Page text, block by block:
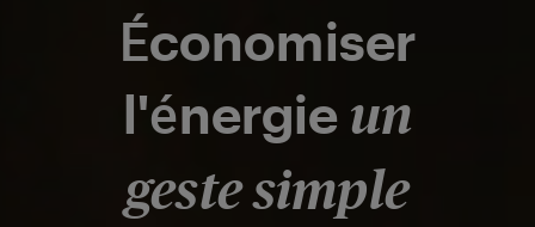
Économiser
l'énergie un
geste simple